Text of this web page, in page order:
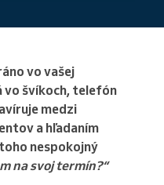
vo vašej
vo švíkoch, telefón
medzi
a hľadaním
nespokojný
na svoj termín?“